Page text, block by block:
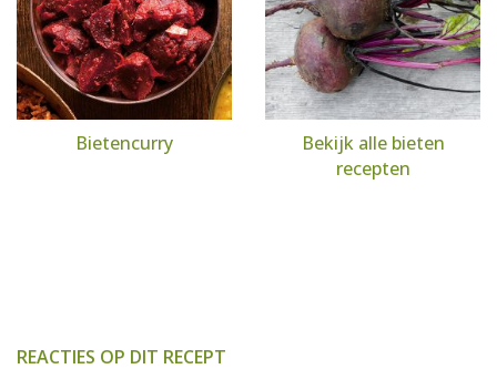
Bietencurry
Bekijk alle bieten
recepten
REACTIES OP DIT RECEPT